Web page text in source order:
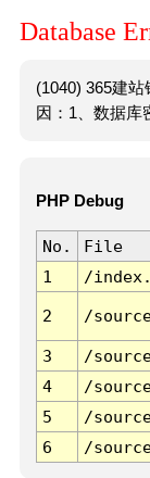
Database
(1040) 365建
因：1、数据库
PHP Debug
No. File
1
/
2 /
3 /
4
/
5
/
6
/